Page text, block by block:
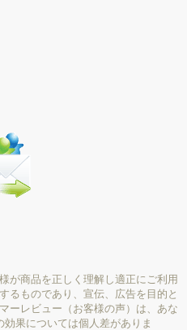
が商品を正しく理解し適正にご利用
るものであり、宣伝、広告を目的と
レビュー（お客様の声）は、あな
果については個人差がありま